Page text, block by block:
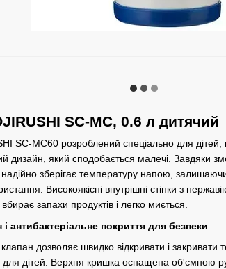
SC-MC, 0.6 л дитячий
SC-MC60 розроблений спеціально для дітей,
дизайн, який сподобається малечі.
зберігає температуру напою,
Високоякісні внутрішні стінки з
запахи продуктів і легко миється.
антибактеріальне покриття для безпеки
дозволяє швидко відкривати і
для дітей. Верхня кришка оснащена об'ємною